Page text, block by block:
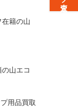
籍の山
山エコ
用品買取